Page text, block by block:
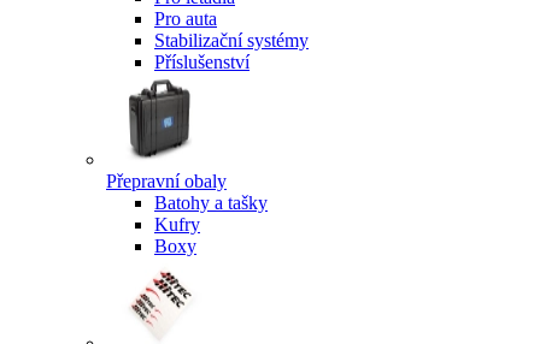
Pro auta
Stabilizační systémy
Příslušenství
Přepravní obaly
Batohy a tašky
Kufry
Boxy